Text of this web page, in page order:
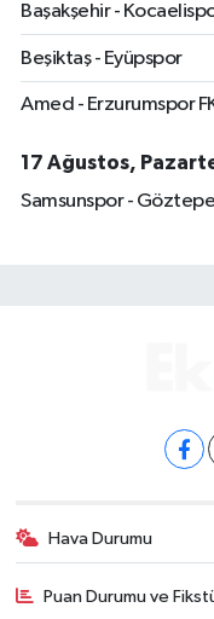
Başakşehir -
Beşiktaş - Eyüpspor
Amed - Erzurumspor
17 Ağustos,
Samsunspor - Göztepe
Hava Durumu
Puan Durumu ve